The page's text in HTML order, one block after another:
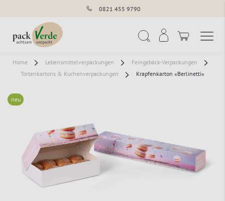
0821 455 9790
Home Lebensmittelverpackungen
Feingebäck-Verpackungen
Tortenkartons & Kuchenverpackungen
Krapfenkarton «Berlinetti»
neu